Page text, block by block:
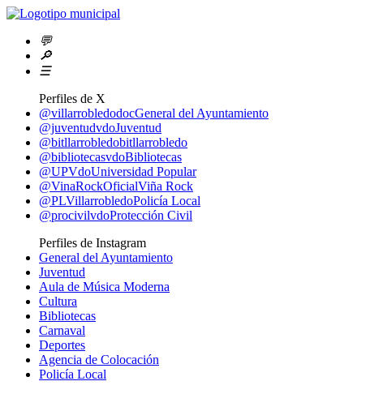
💬
🔎
☰
Perfiles de X
@villarrobledodocGeneral del Ayuntamiento
@juventudvdoJuventud
@bitllarrobledobitllarrobledo
@bibliotecasvdoBibliotecas
@UPVdoUniversidad Popular
@VinaRockOficialViña Rock
@PLVillarrobledoPolicía Local
@procivilvdoProtección Civil
Perfiles de Instagram
General del Ayuntamiento
Juventud
Aula de Música Moderna
Cultura
Bibliotecas
Carnaval
Deportes
Agencia de Colocación
Policía Local